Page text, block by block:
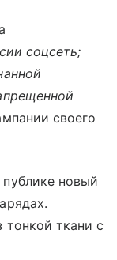
соцсеть;
своего
новый
ткани с